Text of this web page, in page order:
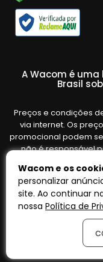
A Wacom é
Brasil
Preços e condições
via internet. Os
promocional podem
não é responsável
variar de acordo com
válidas até o término
análise
Wacom e os
personalizar
site. Ao continuar
nossa Política de